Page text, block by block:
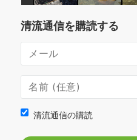
清流通信を購読する
清流通信の購読